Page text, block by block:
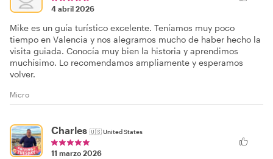
4 abril 2026
Mike es un guía turístico excelente. Teníamos muy poco
tiempo en Valencia y nos alegramos mucho de haber hecho la
visita guiada. Conocía muy bien la historia y aprendimos
muchísimo. Lo recomendamos ampliamente y esperamos
volver.
Micro
Charles 🇺🇸United States
11 marzo 2026